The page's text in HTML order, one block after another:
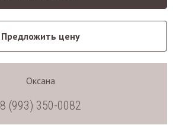
Предложить цену
Оксана
8 (993) 350-0082